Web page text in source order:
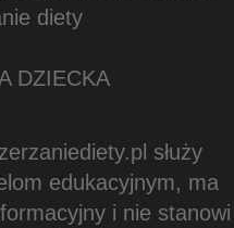
diety
DZIECKA
służy
edukacyjnym, ma
i nie stanowi